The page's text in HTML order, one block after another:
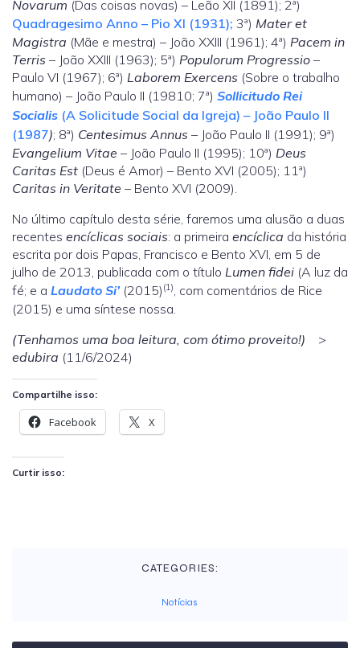
Novarum (Das coisas novas) – Leão XII (1891); 2ª)
Quadragesimo Anno – Pio XI (1931); 3ª) Mater et
Magistra (Mãe e mestra) – João XXIII (1961); 4ª) Pacem in
Terris – João XXIII (1963); 5ª) Populorum Progressio –
Paulo VI (1967); 6ª) Laborem Exercens (Sobre o trabalho
humano) – João Paulo II (19810; 7ª) Sollicitudo Rei
Socialis (A Solicitude Social da Igreja) – João Paulo II
(1987); 8ª) Centesimus Annus – João Paulo II (1991); 9ª)
Evangelium Vitae – João Paulo II (1995); 10ª) Deus
Caritas Est (Deus é Amor) – Bento XVI (2005); 11ª)
Caritas in Veritate – Bento XVI (2009).
No último capítulo desta série, faremos uma alusão a duas
recentes encíclicas sociais: a primeira encíclica da história
escrita por dois Papas, Francisco e Bento XVI, em 5 de
julho de 2013, publicada com o título Lumen fidei (A luz da
fé; e a Laudato Si’(2015) (1), com comentários de Rice
(2015) e uma síntese nossa.
(Tenhamos uma boa leitura, com ótimo proveito!) >
edubira (11/6/2024)
Compartilhe isso:
Facebook X
Curtir isso:
CATEGORIES:
Notícias